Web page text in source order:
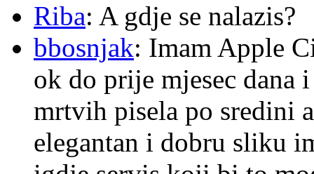
Riba: A gdje se nalazis?
bbosnjak: Imam Apple
ok do prije mjesec dana
mrtvih pisela po sredini
elegantan i dobru sliku